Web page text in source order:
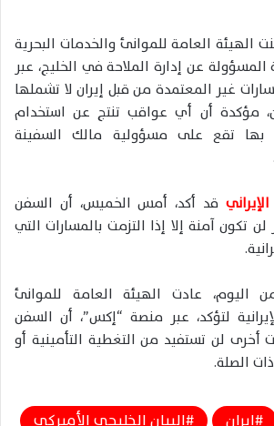
الهيئة العامة للموانئ والخدمات البحرية
المسؤولة عن إدارة الملاحة في الخليج، عبر
غير المعتمدة من قبل إيران لا تشملها
مؤكدة أن أي عواقب تنتج عن استخدام
تقع على مسؤولية مالك السفينة
قد أكد، أمس الخميس، أن السفن
تكون آمنة إلا إذا التزمت بالمسارات التي
عادت الهيئة العامة للموانئ
لتؤكد، عبر منصة “إكس”، أن السفن
أخرى لن تستفيد من التغطية التأمينية أو
الصلة.
إيران
البيان الخليجي الأميركي